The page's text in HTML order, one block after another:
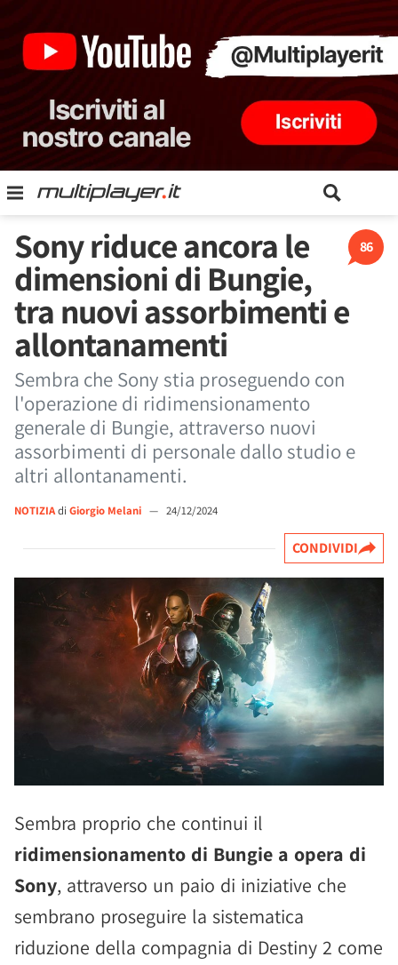
86
Sony riduce ancora le
dimensioni di Bungie,
tra nuovi assorbimenti e
allontanamenti
Sembra che Sony stia proseguendo con
l'operazione di ridimensionamento
generale di Bungie, attraverso nuovi
assorbimenti di personale dallo studio e
altri allontanamenti.
NOTIZIAdi Giorgio Melani — 24/12/2024
CONDIVIDI
Sembra proprio che continui il
ridimensionamento di Bungie a opera di
Sony, attraverso un paio di iniziative che
sembrano proseguire la sistematica
riduzione della compagnia di Destiny 2 come